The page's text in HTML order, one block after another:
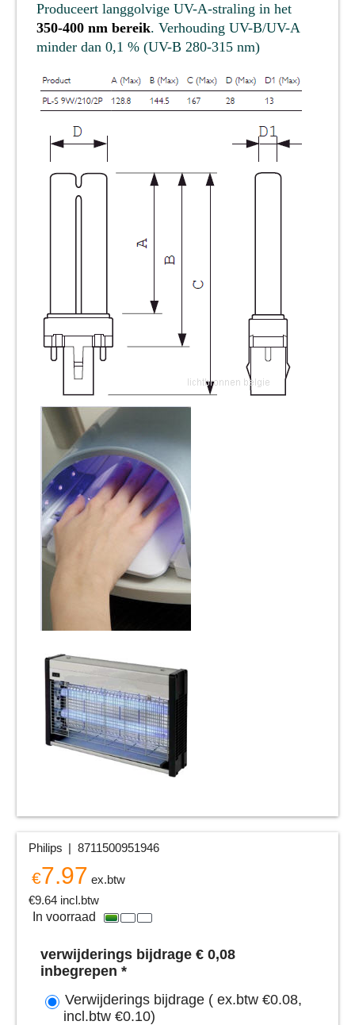
Produceert langgolvige UV-A-straling in het
350-400 nm bereik. Verhouding UV-B/UV-A
minder dan 0,1 % (UV-B 280-315 nm)
Philips 8711500951946
€7.97 ex.btw
€9.64 incl.btw
In voorraad
verwijderings bijdrage € 0,08
inbegrepen *
Verwijderings bijdrage ( ex.btw €0.08,
incl.btw €0.10)